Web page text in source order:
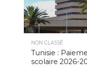
NON CLASSÉ
Tunisie :
scolaire 2026-